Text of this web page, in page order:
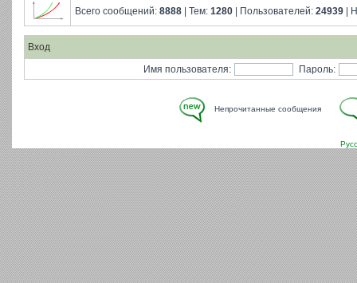
Всего сообщений: 8888 | Тем: 1280 | Пользователей: 24939 |
Вход
Имя пользователя: Пароль:
Непрочитанные сообщения